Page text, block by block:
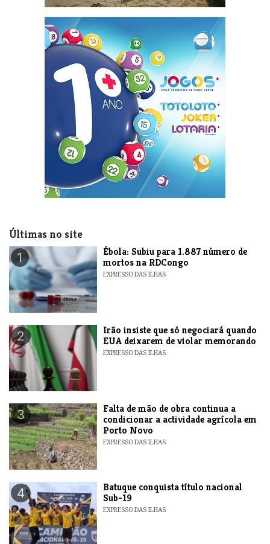
Últimas no site
1
​Ébola: Subiu para 1.887 número de
mortos na RDCongo
EXPRESSO DAS ILHAS
2
​Irão insiste que só negociará quando
EUA deixarem de violar memorando
EXPRESSO DAS ILHAS
3
Falta de mão de obra continua a
condicionar a actividade agrícola em
Porto Novo
EXPRESSO DAS ILHAS
4
​Batuque conquista título nacional
Sub-19
EXPRESSO DAS ILHAS